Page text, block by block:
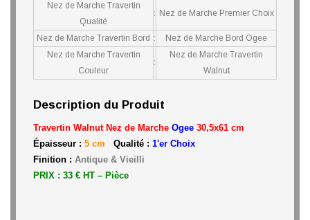
Nez de Marche Travertin
Qualité
: Nez de Marche Premier Choix
Nez de Marche Travertin Bord :
Nez de Marche Bord Ogee
Nez de Marche Travertin
Couleur
:
Nez de Marche Travertin
Walnut
Description du Produit
Travertin Walnut Nez de Marche Ogee 30,5x61 cm
Épaisseur : 5 cm Qualité : 1'er Choix
Finition : Antique & Vieilli
PRIX : 33 € HT – Pièce